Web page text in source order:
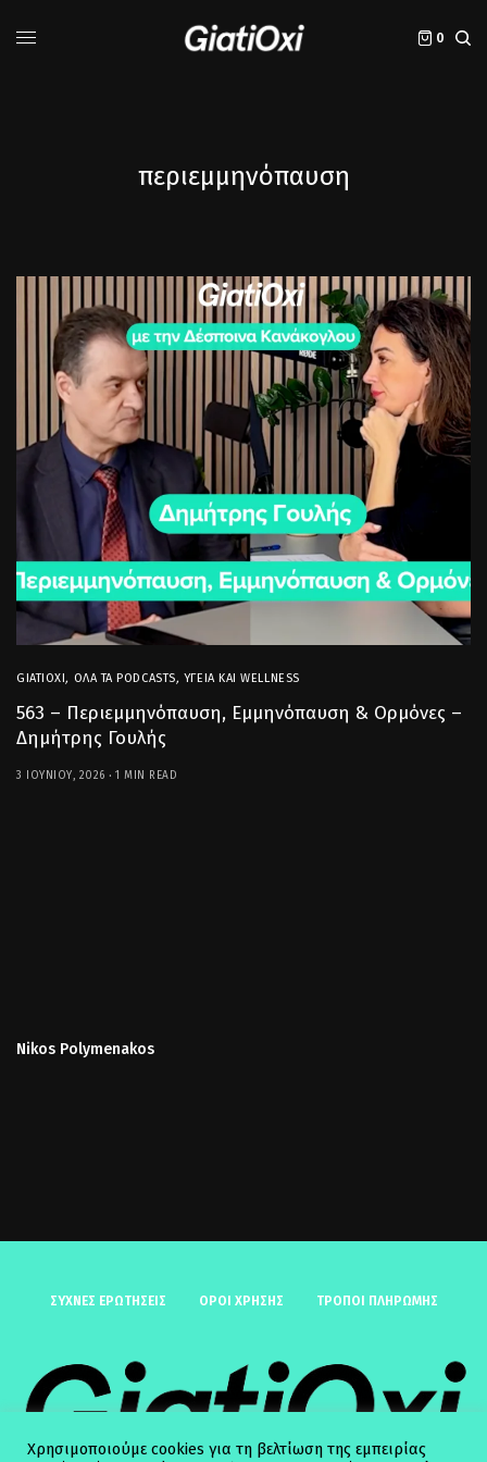
0
περιεμμηνόπαυση
GIATIOXI, ΌΛΑ ΤΑ PODCASTS, ΥΓΕΊΑ ΚΑΙ WELLNESS
563 – Περιεμμηνόπαυση, Εμμηνόπαυση & Ορμόνες –
Δημήτρης Γουλής
3 ΙΟΥΝΊΟΥ, 2026 1 MIN READ
Nikos Polymenakos
ΣΥΧΝΈΣ ΕΡΩΤΉΣΕΙΣ ΟΡΟΙ ΧΡΗΣΗΣ ΤΡΟΠΟΙ ΠΛΗΡΩΜΗΣ
Χρησιμοποιούμε cookies για τη βελτίωση της εμπειρίας